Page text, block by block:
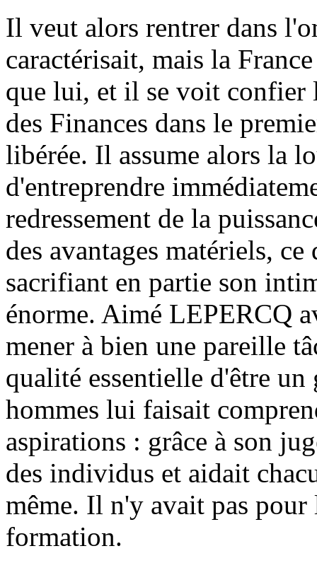
Il veut alors rentrer dans
caractérisait, mais la
que lui, et il se voit confier
des Finances dans le
libérée. Il assume alors la
d'entreprendre
redressement de la
des avantages matériels,
sacrifiant en partie son
énorme. Aimé LEPERCQ
mener à bien une pareille
qualité essentielle d'être
hommes lui faisait
aspirations : grâce à son
des individus et aidait
même. Il n'y avait pas pour
formation.